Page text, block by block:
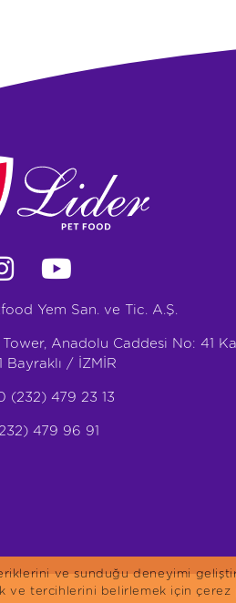
Yem San. ve Tic. A.Ş.
Anadolu Caddesi No: 41
Bayraklı / İZMİR
(232) 479 23 13
479 96 91
ve sunduğu deneyimi
ve tercihlerini belirlemek için çerez